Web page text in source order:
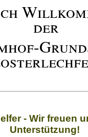
der
- Wir freuen
Unterstützung!